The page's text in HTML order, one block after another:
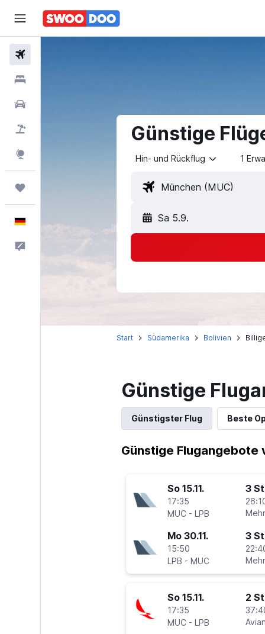
Günstige
Hin- und Rückflug 1
Sa 5.9.
Start Südamerika Bolivien
Günstige
Günstigster Flug Beste
Günstige Flugangebote
So 15.11.
17:35
MUC - LPB
3
Mo 30.11.
15:50
LPB - MUC
3
So 15.11.
17:35
MUC - LPB
2